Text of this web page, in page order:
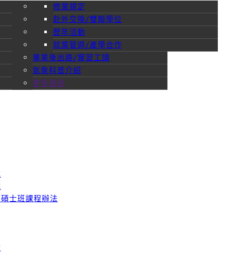
招生與課程
入學管道介紹
大學部入學方式
研究所入學方式
學士班學生修讀碩士班課程辦法
課程介紹
大學部課程
碩士班課程
課程、課表查詢
課程地圖
修業規定
獎助學金
師生成果師生學術成果
獲獎紀錄
學生成果-畢業製作
歷年活動成果
高中生專區
學系介紹系所沿革與優勢
發展特色
教育目標
就業管道/產學合作
入學方式
獎助學金
校友分享
畢業後出路/實習工讀
氣象科普介紹
更多資訊
修業規定
赴外交換/雙聯學位
歷年活動
士班課程辦法